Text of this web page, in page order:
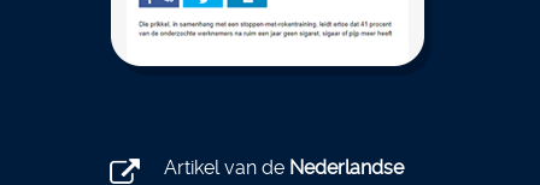
Artikel van de Nederlandse